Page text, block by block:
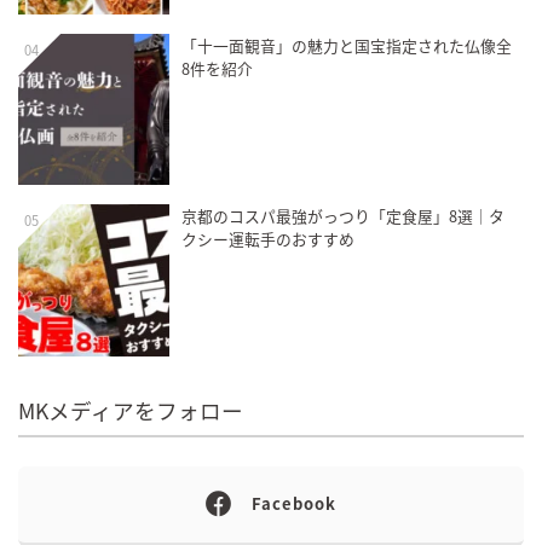
04
「十一面観音」の魅力と国宝指定された仏像全
8件を紹介
05
京都のコスパ最強がっつり「定食屋」8選｜タ
クシー運転手のおすすめ
MKメディアをフォロー
Facebook